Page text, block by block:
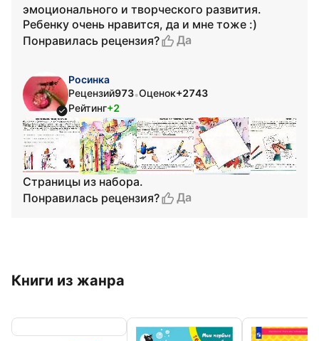
эмоционального и творческого развития.
Ребенку очень нравится, да и мне тоже :)
Понравилась рецензия?
Да
Росинка
Рецензий973•Оценок+2743
Рейтинг+2
Страницы из набора.
Понравилась рецензия?
Да
Книги из жанра